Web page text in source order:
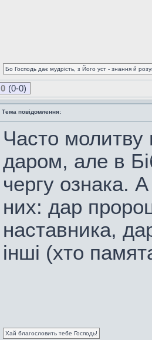
Бо Господь дає мудрість, з Його уст - знання й
0 (0-0)
Тема повідомлення:
Часто молитву
даром, але в
чергу ознака.
них: дар
наставника,
інші (хто
Хай благословить тебе Господь!